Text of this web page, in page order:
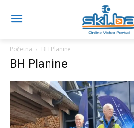
Početna BH Planine
BH Planine